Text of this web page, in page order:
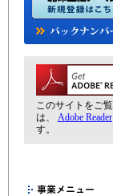
このサイトをご
は、 Adobe Reader
す。